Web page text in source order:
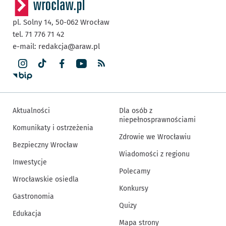
pl. Solny 14, 50-062 Wrocław
tel. 71 776 71 42
e-mail: redakcja@araw.pl
Aktualności
Komunikaty i ostrzeżenia
Bezpieczny Wrocław
Inwestycje
Wrocławskie osiedla
Gastronomia
Edukacja
Dla osób z
niepełnosprawnościami
Zdrowie we Wrocławiu
Wiadomości z regionu
Polecamy
Konkursy
Quizy
Mapa strony